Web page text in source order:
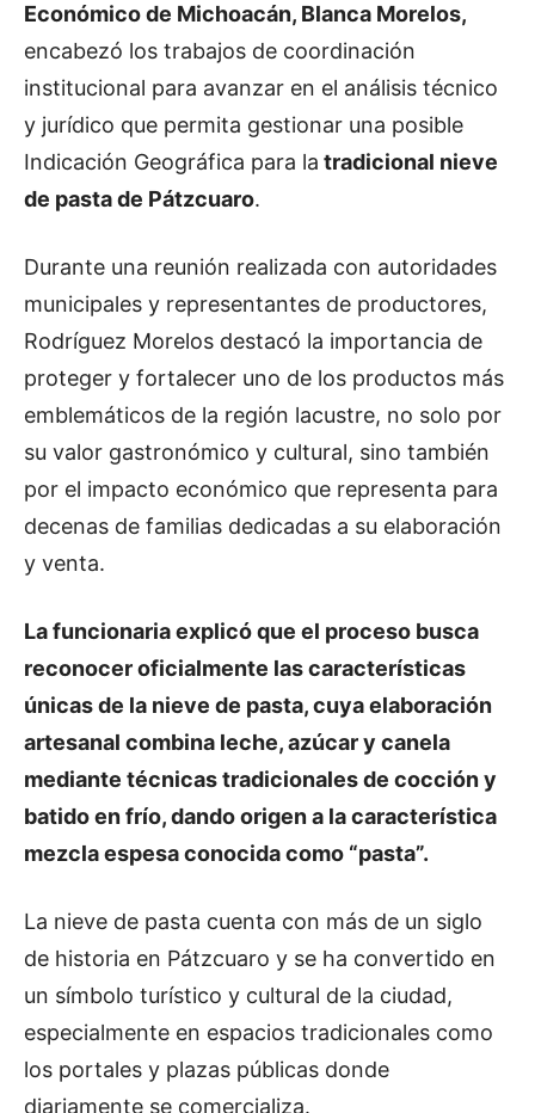
Económico de Michoacán, Blanca Morelos,
encabezó los trabajos de coordinación
institucional para avanzar en el análisis técnico
y jurídico que permita gestionar una posible
Indicación Geográfica para la tradicional nieve
de pasta de Pátzcuaro.
Durante una reunión realizada con autoridades
municipales y representantes de productores,
Rodríguez Morelos destacó la importancia de
proteger y fortalecer uno de los productos más
emblemáticos de la región lacustre, no solo por
su valor gastronómico y cultural, sino también
por el impacto económico que representa para
decenas de familias dedicadas a su elaboración
y venta.
La funcionaria explicó que el proceso busca
reconocer oficialmente las características
únicas de la nieve de pasta, cuya elaboración
artesanal combina leche, azúcar y canela
mediante técnicas tradicionales de cocción y
batido en frío, dando origen a la característica
mezcla espesa conocida como “pasta”.
La nieve de pasta cuenta con más de un siglo
de historia en Pátzcuaro y se ha convertido en
un símbolo turístico y cultural de la ciudad,
especialmente en espacios tradicionales como
los portales y plazas públicas donde
diariamente se comercializa.